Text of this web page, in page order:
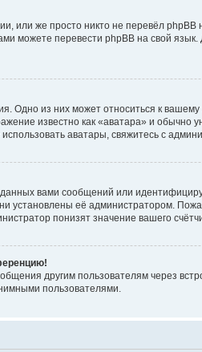
или же просто никто не перевёл
можете перевести phpBB на свой
Одно из них может относиться к
известно как «аватара» и обычно
аватары, свяжитесь с
вами сообщений или
установлены её администратором.
понизят значение вашего
другим пользователям через
пользователями.